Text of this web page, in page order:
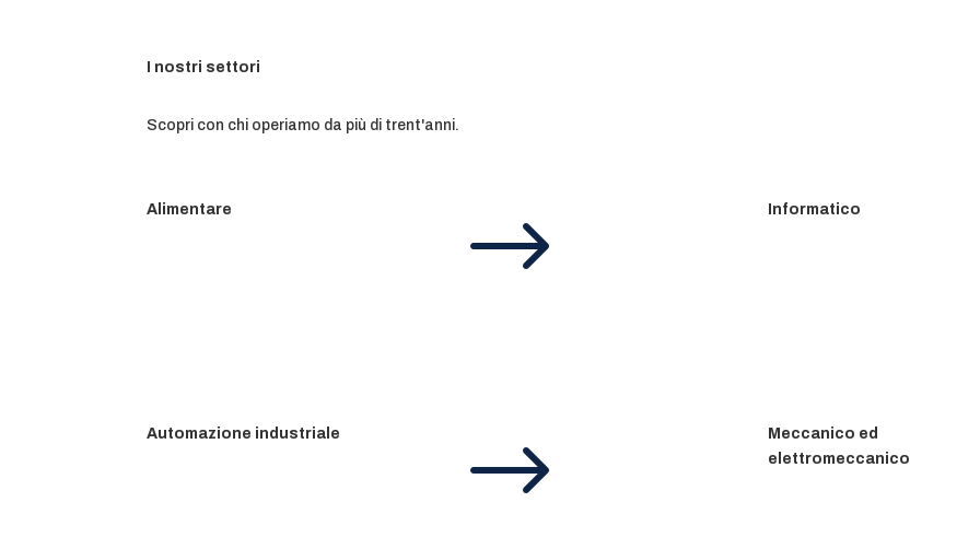
I nostri settori
Scopri con chi operiamo da più di trent'anni.
Alimentare $ Informatico
Automazione industriale $
Meccanico ed
elettromeccanico